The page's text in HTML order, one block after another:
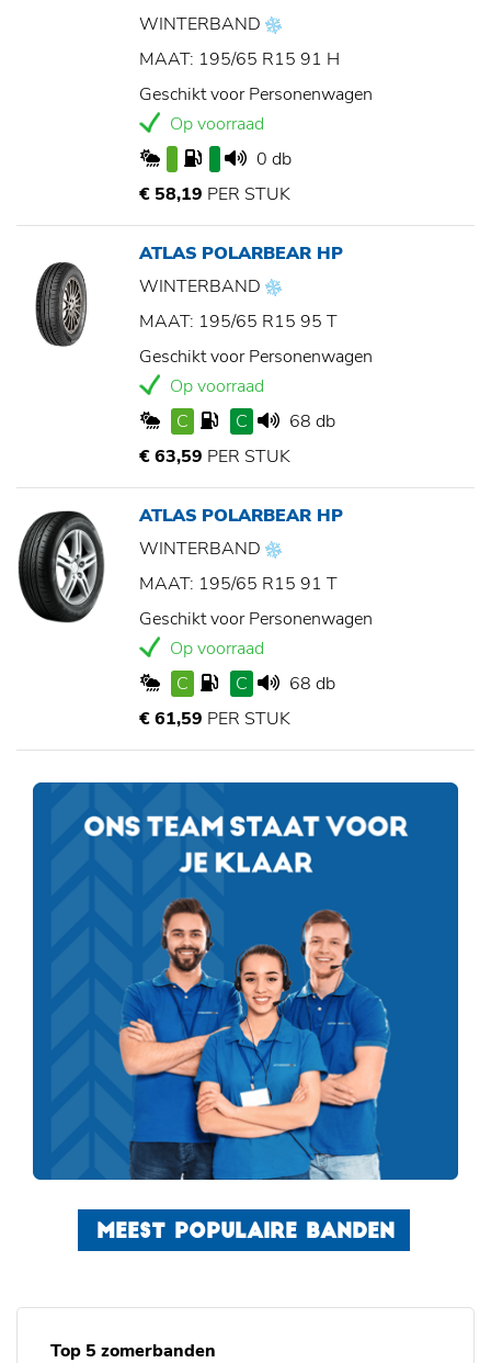
WINTERBAND
MAAT: 195/65 R15 91 H
Geschikt voor Personenwagen
Op voorraad
0 db
€ 58,19 PER STUK
ATLAS POLARBEAR HP
WINTERBAND
MAAT: 195/65 R15 95 T
Geschikt voor Personenwagen
Op voorraad
C
C
68 db
€ 63,59 PER STUK
ATLAS POLARBEAR HP
WINTERBAND
MAAT: 195/65 R15 91 T
Geschikt voor Personenwagen
Op voorraad
C
C
68 db
€ 61,59 PER STUK
MEEST POPULAIRE BANDEN
Top 5 zomerbanden